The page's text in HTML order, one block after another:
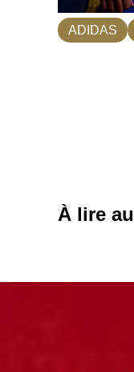
ADIDAS
À lire